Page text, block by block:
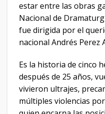
estar entre las obras
Nacional de
fue dirigida por el
nacional Andrés Perez
Es la historia de cinco
después de 25 años,
vivieron ultrajes,
múltiples violencias